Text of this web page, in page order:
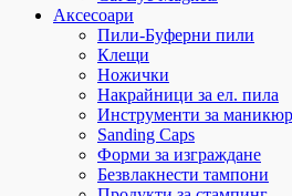
Аксесоари
Пили-Буферни пили
Клещи
Ножички
Накрайници за ел. пила
Инструменти за маникюр
Sanding Caps
Форми за изграждане
Безвлакнести тампони